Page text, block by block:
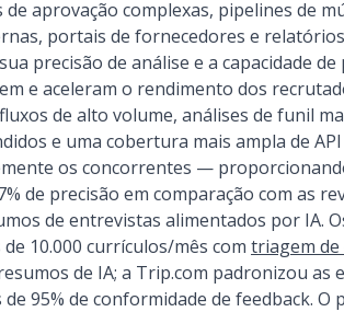
aprovação complexas, pipelines de
portais de fornecedores e
precisão de análise e a capacidade
e aceleram o rendimento dos
de alto volume, análises de funil
e uma cobertura mais ampla de
os concorrentes —
de precisão em comparação com as
de entrevistas alimentados por IA.
10.000 currículos/mês com triagem
de IA; a Trip.com padronizou
95% de conformidade de feedback.